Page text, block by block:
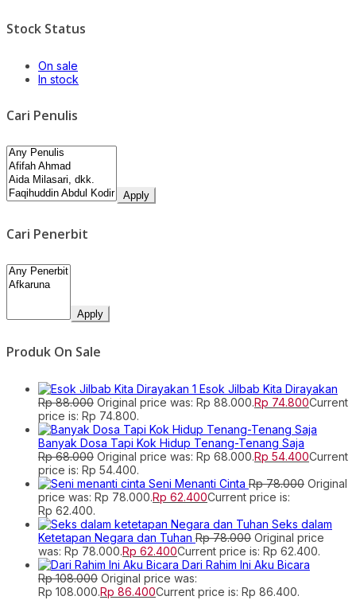
Stock Status
On sale
In stock
Cari Penulis
Apply
Cari Penerbit
Apply
Produk On Sale
Esok Jilbab Kita Dirayakan
Rp88.000 Original price was: Rp 88.000.Rp 74.800Current
price is: Rp 74.800.
Banyak Dosa Tapi Kok Hidup Tenang-Tenang Saja
Rp68.000 Original price was: Rp 68.000.Rp 54.400Current
price is: Rp 54.400.
Seni Menanti Cinta Rp78.000 Original
price was: Rp 78.000.Rp 62.400Current price is:
Rp 62.400.
Seks dalam
Ketetapan Negara dan Tuhan Rp78.000 Original price
was: Rp 78.000.Rp 62.400Current price is: Rp 62.400.
Dari Rahim Ini Aku Bicara
Rp108.000 Original price was:
Rp 108.000.Rp 86.400Current price is: Rp 86.400.